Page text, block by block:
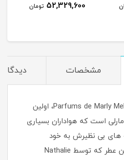
52,329,600 تومان
مشخصات
ادکلن مارلی ملیورا-Parfums de Marly Meliora، اولین
است که هواداران بسیاری
های بی نظیرش به خود
اختصاص داده است . این عطر که توسط Nathalie